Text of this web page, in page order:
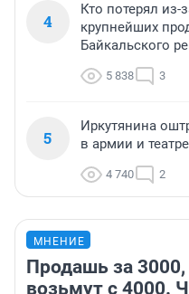
4
Кто потерял из-
крупнейших
Байкальского
5 838 3
5
Иркутянина
в армии и театре
4 740 2
МНЕНИЕ
Продашь за 3000,
возьмут с 4000.